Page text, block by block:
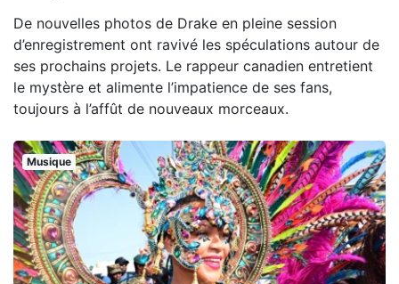
De nouvelles photos de Drake en pleine session
d’enregistrement ont ravivé les spéculations autour de
ses prochains projets. Le rappeur canadien entretient
le mystère et alimente l’impatience de ses fans,
toujours à l’affût de nouveaux morceaux.
Musique